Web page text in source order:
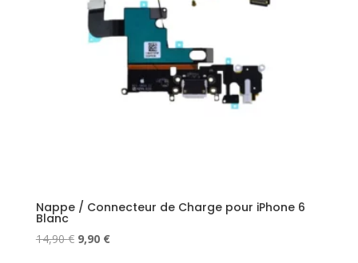
Nappe / Connecteur de Charge pour iPhone 6
Blanc
14,90€ Le
9,90 €Le